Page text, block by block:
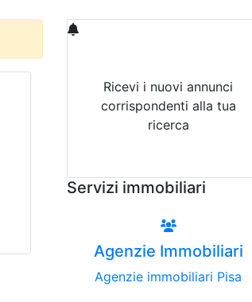
Ricevi i nuovi annunci
corrispondenti alla tua
ricerca
Servizi immobiliari
Agenzie Immobiliari
Agenzie immobiliari Pisa